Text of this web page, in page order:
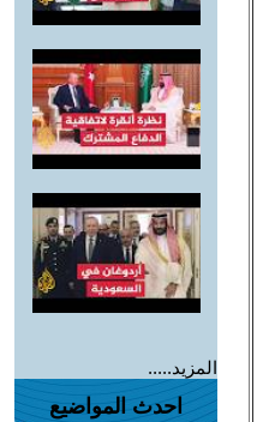
المزيد.....
احدث المواضيع